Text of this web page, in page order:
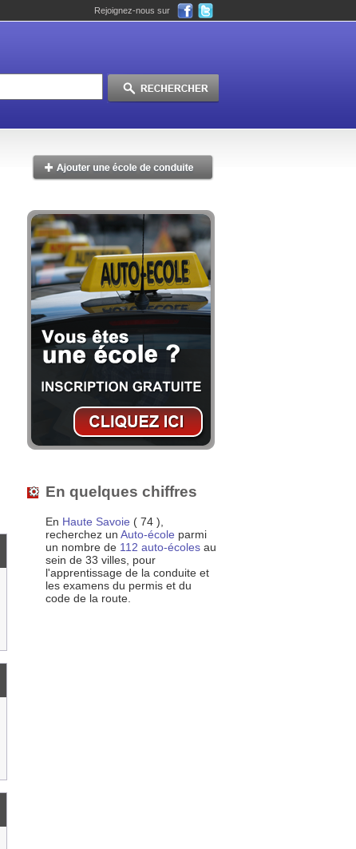
Rejoignez-nous sur
En quelques chiffres
En Haute Savoie ( 74 ),
recherchez un Auto-école parmi
un nombre de 112 auto-écoles au
sein de 33 villes, pour
l'apprentissage de la conduite et
les examens du permis et du
code de la route.